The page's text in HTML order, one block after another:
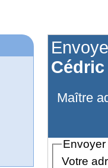
Maître
Votre